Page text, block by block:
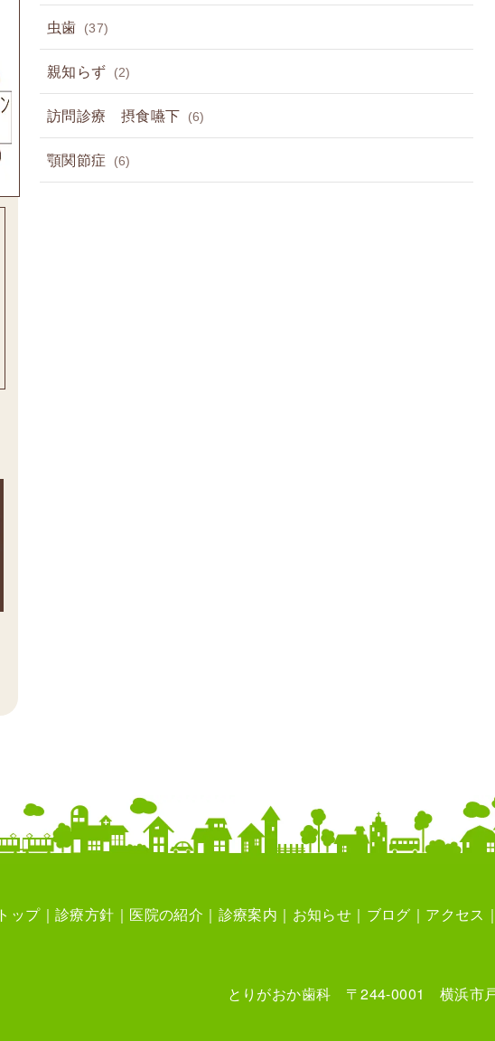
虫歯 (37)
親知らず (2)
訪問診療 摂食嚥下 (6)
顎関節症 (6)
トップ 診療方針 医院の紹介 診療案内 お知らせ ブログ アクセス
とりがおか歯科 〒244-0001 横浜市